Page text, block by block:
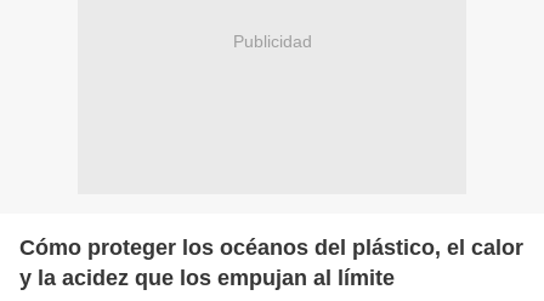
Publicidad
Cómo proteger los océanos del plástico, el calor
y la acidez que los empujan al límite